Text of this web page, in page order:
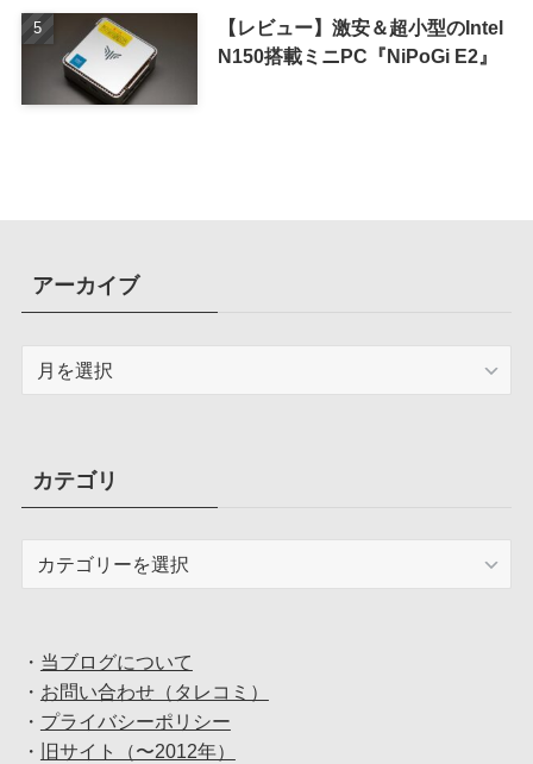
【レビュー】激安＆超小型のIntel
N150搭載ミニPC『NiPoGi E2』
アーカイブ
ブカテゴリ
・ 当ブログについて
・ お問い合わせ（タレコミ）
・ プライバシーポリシー
・
旧サイト（〜2012年）